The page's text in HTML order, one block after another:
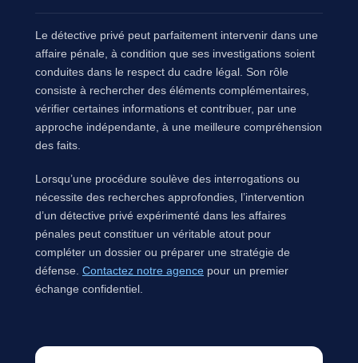
Le détective privé peut parfaitement intervenir dans une
affaire pénale, à condition que ses investigations soient
conduites dans le respect du cadre légal. Son rôle
consiste à rechercher des éléments complémentaires,
vérifier certaines informations et contribuer, par une
approche indépendante, à une meilleure compréhension
des faits.
Lorsqu’une procédure soulève des interrogations ou
nécessite des recherches approfondies, l’intervention
d’un détective privé expérimenté dans les affaires
pénales peut constituer un véritable atout pour
compléter un dossier ou préparer une stratégie de
défense. Contactez notre agence pour un premier
échange confidentiel.